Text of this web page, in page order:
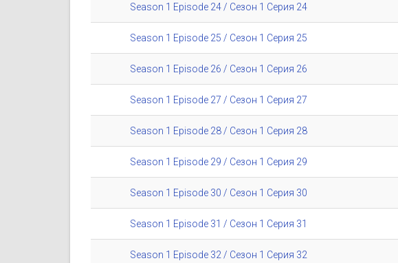
Season 1 Episode 24 / Сезон 1 Серия 24
Season 1 Episode 25 / Сезон 1 Серия 25
Season 1 Episode 26 / Сезон 1 Серия 26
Season 1 Episode 27 / Сезон 1 Серия 27
Season 1 Episode 28 / Сезон 1 Серия 28
Season 1 Episode 29 / Сезон 1 Серия 29
Season 1 Episode 30 / Сезон 1 Серия 30
Season 1 Episode 31 / Сезон 1 Серия 31
Season 1 Episode 32 / Сезон 1 Серия 32